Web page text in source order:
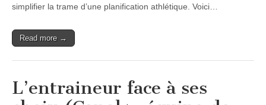
simplifier la trame d’une planification athlétique. Voici…
Read more →
L’entraineur face à ses